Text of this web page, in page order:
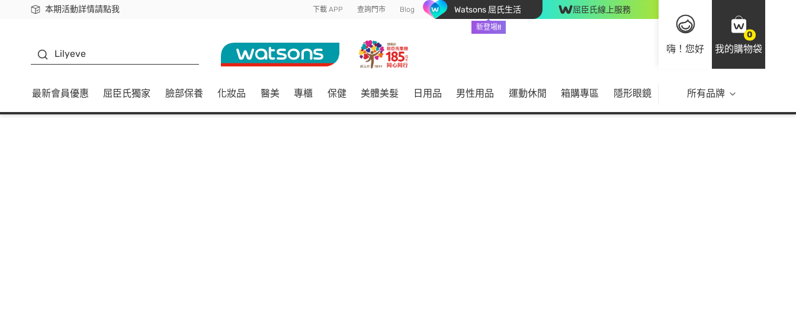
本期活動詳情請點我
下載app最高回饋$350 下載 APP 查詢門市 Blog Watsons 屈氏生活
新登場!!
屈臣氏線上服務
嗨！您好
0
我的購物袋
Lilyeve
最新會員優惠 屈臣氏獨家 臉部保養 化妝品 醫美 專櫃 保健 美體美髮 日用品 男性用品 運動休閒 箱購專區 隱形眼鏡 所有品牌